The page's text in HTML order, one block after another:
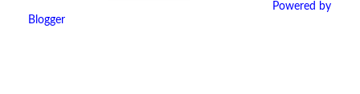
Powered by
Blogger